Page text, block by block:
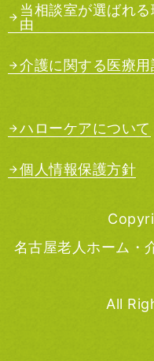
当相談室が選ばれる
由
介護に関する医療用
ハローケアについて
個人情報保護方針
名古屋老人ホーム・
All